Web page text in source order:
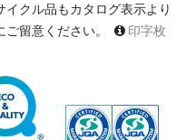
クル品もカタログ表示より
留意ください。
印字枚